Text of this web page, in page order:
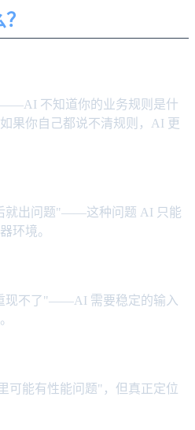
不知道你的业务规则是什
果你自己都说不清规则，AI 更
就出问题"——这种问题 AI 只能
环境。
现不了"——AI 需要稳定的输入
可能有性能问题"，但真正定位